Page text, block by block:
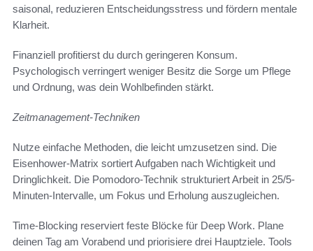
saisonal, reduzieren Entscheidungsstress und fördern mentale
Klarheit.
Finanziell profitierst du durch geringeren Konsum.
Psychologisch verringert weniger Besitz die Sorge um Pflege
und Ordnung, was dein Wohlbefinden stärkt.
Zeitmanagement-Techniken
Nutze einfache Methoden, die leicht umzusetzen sind. Die
Eisenhower-Matrix sortiert Aufgaben nach Wichtigkeit und
Dringlichkeit. Die Pomodoro-Technik strukturiert Arbeit in 25/5-
Minuten-Intervalle, um Fokus und Erholung auszugleichen.
Time-Blocking reserviert feste Blöcke für Deep Work. Plane
deinen Tag am Vorabend und priorisiere drei Hauptziele. Tools